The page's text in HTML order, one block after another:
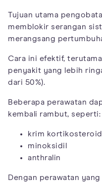
Tujuan utama
memblokir serangan
merangsang
Cara ini efektif,
penyakit yang lebih
dari 50%).
Beberapa perawatan
kembali rambut, seperti:
krim
minoksidil
anthralin
Dengan perawatan